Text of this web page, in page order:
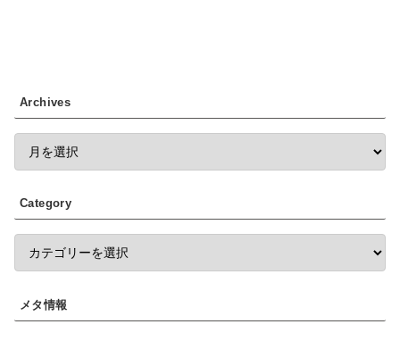
Archives
Category
メタ情報